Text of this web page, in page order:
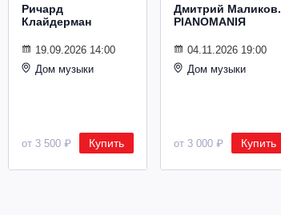
Ричард
Клайдерман
19.09.2026 14:00
Дом музыки
от 3 500 ₽ Купить
Дмитрий Маликов.
PIANOMANIЯ
04.11.2026 19:00
Дом музыки
от 3 000 ₽ Купить